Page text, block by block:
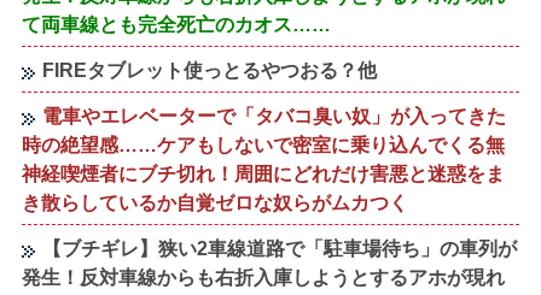
て両車線とも完全死亡のカオス……
FIREタブレット使っとるやつおる？他
電車やエレベーターで「タバコ臭い奴」が入ってきた
時の絶望感……ケアもしないで密室に乗り込んでくる無
神経喫煙者にブチ切れ！周囲にどれだけ害悪と迷惑をま
き散らしているか自覚ゼロな奴らがムカつく
【ブチギレ】狭い2車線道路で「駐車場待ち」の車列が
発生！反対車線からも右折入庫しようとするアホが現れ